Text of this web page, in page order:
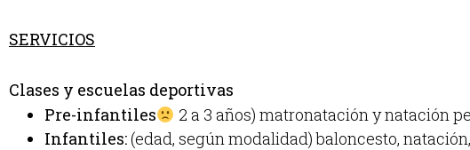
SERVICIOS
Clases y escuelas deportivas
Pre-infantiles
2 a 3 años) matronatación y natación
Infantiles:(edad, según modalidad) baloncesto,